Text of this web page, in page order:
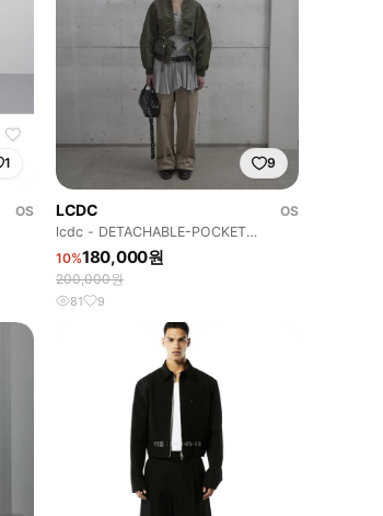
1
OS
9
LCDC
OS
lcdc - DETACHABLE-POCKET
BLOUSON JACKET
10%180,000원
200,000원
81 9